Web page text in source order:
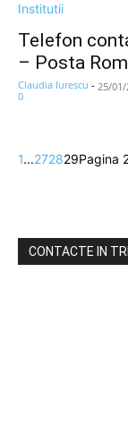
Institutii
Telefon
– Posta
Claudia Iurescu - 25/01/
0
1...272829Pagina
CONTACTE IN